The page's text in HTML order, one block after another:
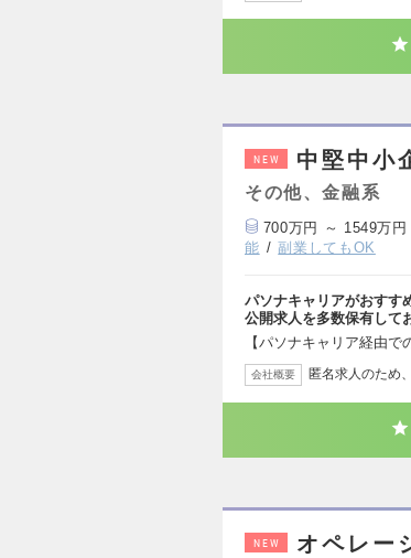
NEW 中堅中小
その他、金融系
700万円 ～ 1549万円
能
副業してもOK
パソナキャリアがおすす
公開求人を多数保有して
【パソナキャリア経由
会社概要 匿名求人のため
NEW
オペレー